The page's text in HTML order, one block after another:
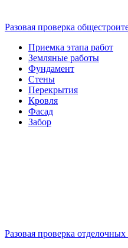
Разовая проверка
Приемка этапа работ
Земляные работы
Фундамент
Стены
Перекрытия
Кровля
Фасад
Забор
Разовая проверка